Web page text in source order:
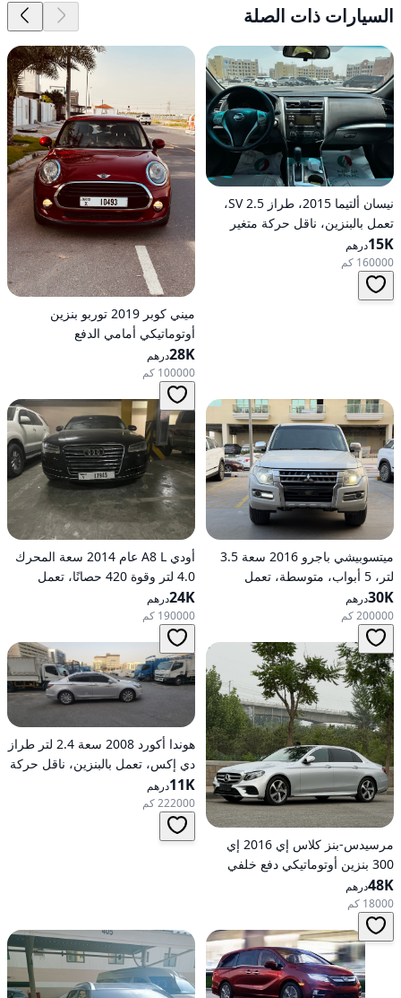
السيارات ذات الصلة
نيسان ألتيما 2015، طراز 2.5 SV،
تعمل بالبنزين، ناقل حركة متغير
مستمر (CVT)، دفع أمامي
15Kدرهم
160000 كم
ميني كوبر 2019 توربو بنزين
أوتوماتيكي أمامي الدفع
28Kدرهم
100000 كم
ميتسوبيشي باجرو 2016 سعة 3.5
لتر، 5 أبواب، متوسطة، تعمل
بالبنزين، أوتوماتيكية، دفع رباعي
30Kدرهم
200000 كم
أودي A8 L عام 2014 سعة المحرك
4.0 لتر وقوة 420 حصانًا، تعمل
بالبنزين، ناقل حركة أوتوماتيكي، دفع
كلي للعجلات
24Kدرهم
190000 كم
مرسيدس-بنز كلاس إي 2016 إي
300 بنزين أوتوماتيكي دفع خلفي
48Kدرهم
18000 كم
هوندا أكورد 2008 سعة 2.4 لتر طراز
دي إكس، تعمل بالبنزين، ناقل حركة
أوتوماتيكي، دفع أمامي
11Kدرهم
222000 كم